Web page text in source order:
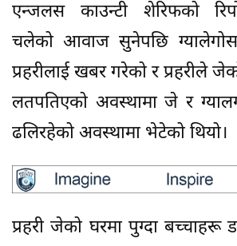
एन्जलस काउन्टी शेरिफको
चलेको आवाज सुनेपछि
प्रहरीलाई खबर गरेको र प्रहरीले
लतपतिएको अवस्थामा जे र
ढलिरहेको अवस्थामा भेटेको थियो।
प्रहरी जेको घरमा पुग्दा बच्चाहरू